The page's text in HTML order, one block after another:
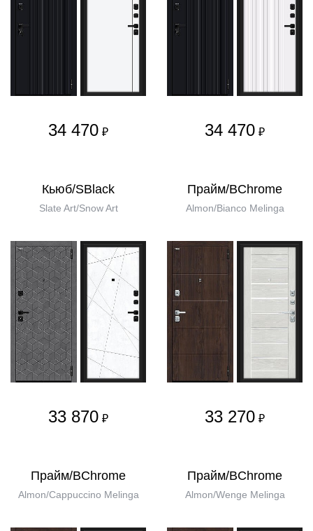
34 470 ₽ 34 470 ₽
Кьюб/SBlack
Slate Art/Snow Art
33 870 ₽
Прайм/BChrome
Almon/Bianco Melinga
33 270 ₽
Прайм/BChrome
Almon/Cappuccino Melinga
Прайм/BChrome
Almon/Wenge Melinga